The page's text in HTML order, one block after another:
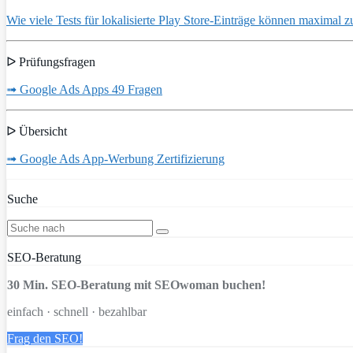
Wie viele Tests für lokalisierte Play Store-Einträge können maximal
ᐅ Prüfungsfragen
➟ Google Ads Apps 49 Fragen
ᐅ Übersicht
➟ Google Ads App-Werbung Zertifizierung
Suche
SEO-Beratung
30 Min. SEO-Beratung mit SEOwoman buchen!
einfach · schnell · bezahlbar
Frag den SEO!